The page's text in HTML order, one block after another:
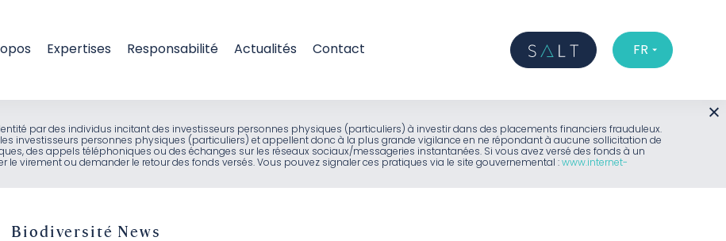
Expertises Responsabilité Actualités Contact FR
par des individus incitant des investisseurs personnes physiques (particuliers) à investir dans des placements financiers frauduleux.
investisseurs personnes physiques (particuliers) et appellent donc à la plus grande vigilance en ne répondant à aucune sollicitation de
des appels téléphoniques ou des échanges sur les réseaux sociaux/messageries instantanées. Si vous avez versé des fonds à un
virement ou demander le retour des fonds versés. Vous pouvez signaler ces pratiques via le site gouvernemental :www.internet-
Biodiversité News